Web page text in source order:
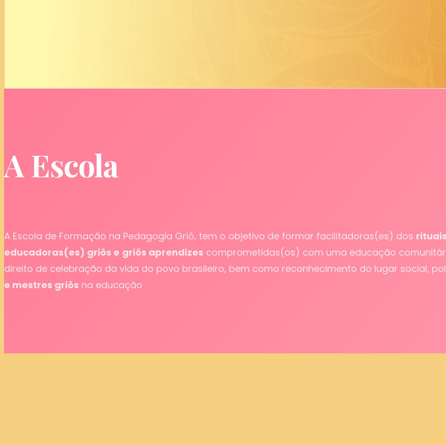
A Escola
A Escola de Formação na Pedagogia Griô, tem o objetivo de formar facilitadoras(es) dos
educadoras(es) griôs e griôs aprendizes comprometidas(os) com uma educação
direito de celebração da vida do povo brasileiro, bem como reconhecimento do lugar social,
e mestres griôs na educação